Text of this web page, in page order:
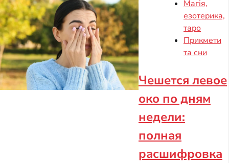
Магія,
езотерика,
таро
Прикмети
та сни
Чешется левое
око по дням
недели:
полная
расшифровка